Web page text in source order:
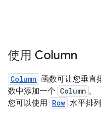
使用 Column
Column 函数可让您垂直
数中添加一个 Column 。
您可以使用 Row 水平排